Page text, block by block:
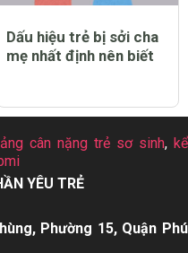
Dấu hiệu trẻ bị sởi cha
mẹ nhất định nên biết